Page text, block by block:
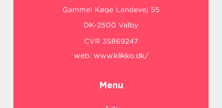
web: www.klikko.dk/
Menu